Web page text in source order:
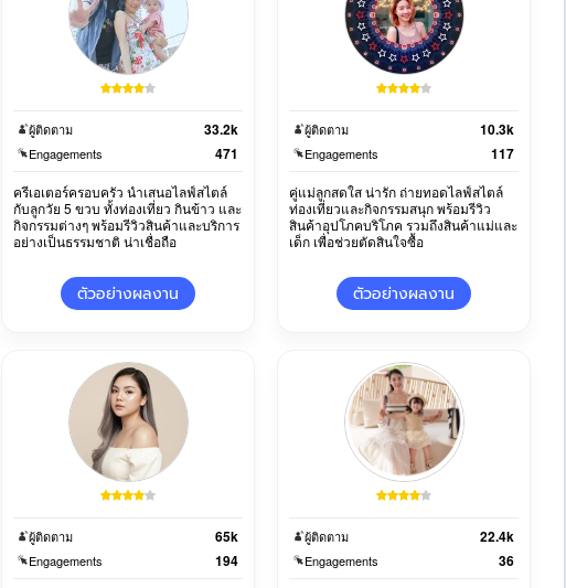
ผู้ติดตาม 33.2k
Engagements 471
ครีเอเตอร์ครอบครัว นำเสนอไลฟ์สไตล์
กับลูกวัย 5 ขวบ ทั้งท่องเที่ยว กินข้าว และ
กิจกรรมต่างๆ พร้อมรีวิวสินค้าและบริการ
อย่างเป็นธรรมชาติ น่าเชื่อถือ
ตัวอย่างผลงาน
ผู้ติดตาม 10.3k
Engagements 117
คู่แม่ลูกสดใส น่ารัก ถ่ายทอดไลฟ์สไตล์
ท่องเที่ยวและกิจกรรมสนุก พร้อมรีวิว
สินค้าอุปโภคบริโภค รวมถึงสินค้าแม่และ
เด็ก เพื่อช่วยตัดสินใจซื้อ
ตัวอย่างผลงาน
ผู้ติดตาม 65k
Engagements 194
ผู้ติดตาม 22.4k
Engagements 36